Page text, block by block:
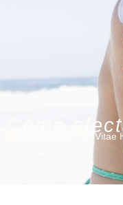
Cómo Vitae